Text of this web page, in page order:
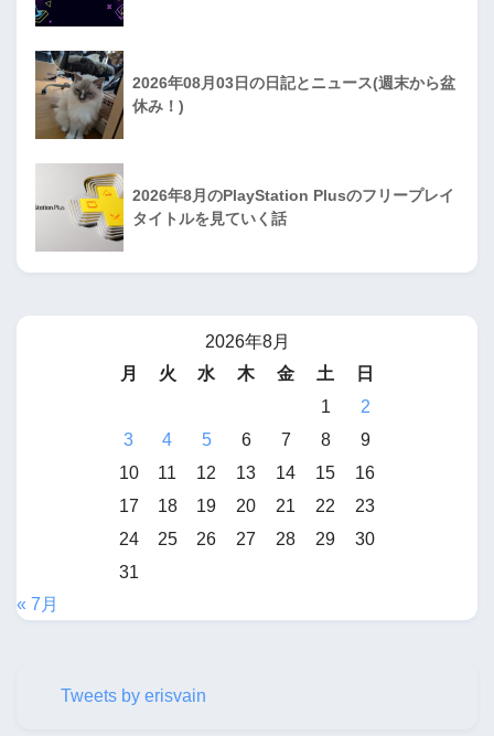
2026年08月03日の日記とニュース(週末から盆
休み！)
2026年8月のPlayStation Plusのフリープレイ
タイトルを見ていく話
2026年8月
月
火 水 木 金 土
日
1
2
3
4 5 6 7 8
9
10
11 12 13 14 15
16
17
18 19 20 21 22
23
24
25 26 27 28 29
30
31
« 7月
Tweets by erisvain